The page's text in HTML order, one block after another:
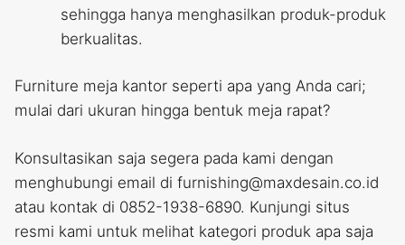
sehingga hanya menghasilkan produk-produk
berkualitas.
Furniture meja kantor seperti apa yang Anda cari;
mulai dari ukuran hingga bentuk meja rapat?
Konsultasikan saja segera pada kami dengan
menghubungi email di furnishing@maxdesain.co.id
atau kontak di 0852-1938-6890. Kunjungi situs
resmi kami untuk melihat kategori produk apa saja